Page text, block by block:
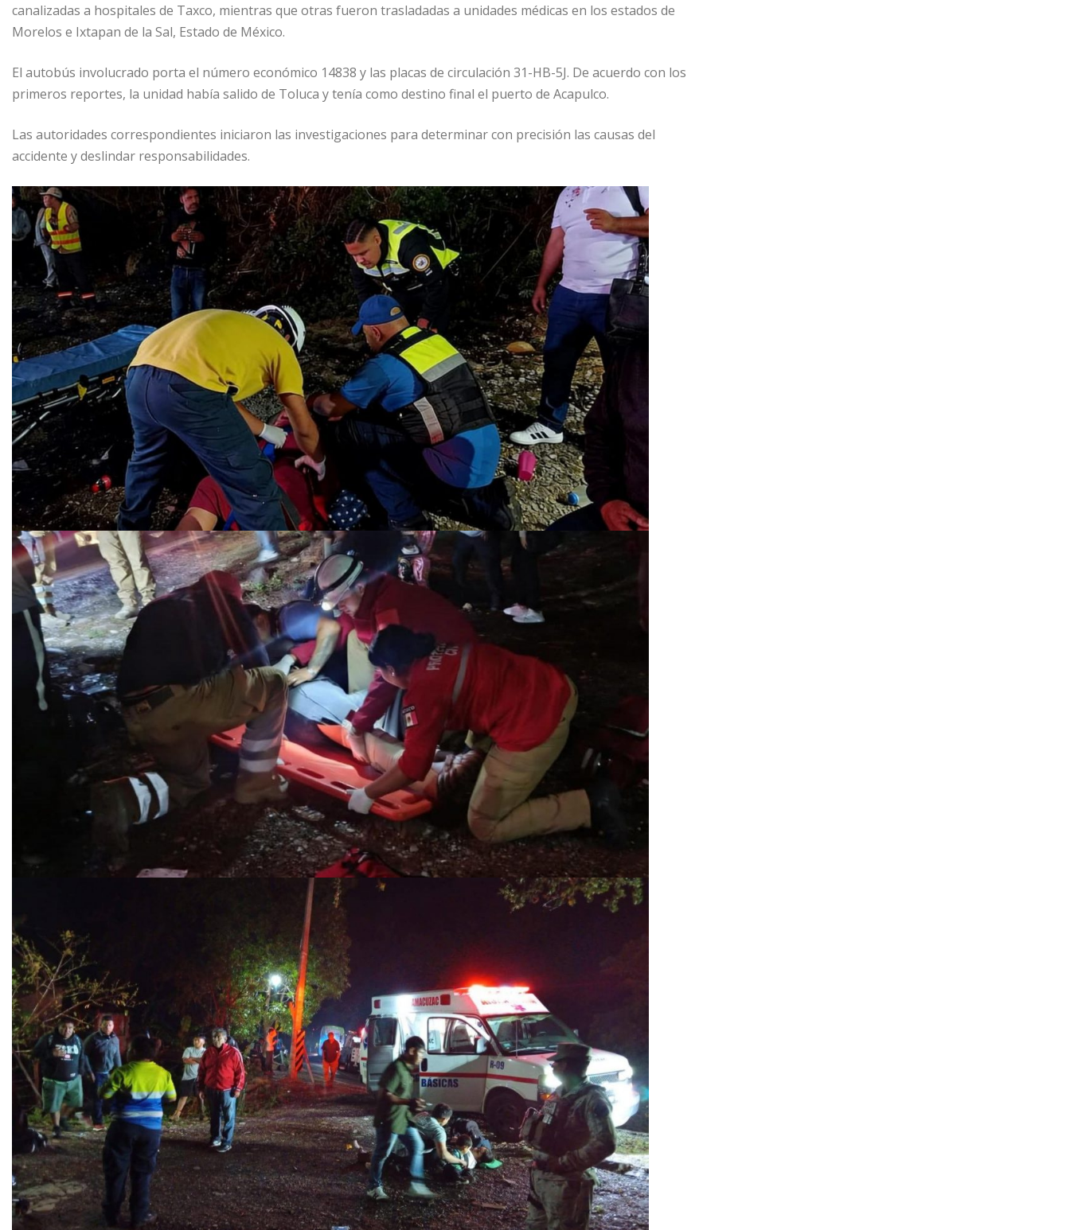
canalizadas a hospitales de Taxco, mientras que otras fueron trasladadas a unidades médicas en los estados de
Morelos e Ixtapan de la Sal, Estado de México.
El autobús involucrado porta el número económico 14838 y las placas de circulación 31-HB-5J. De acuerdo con los
primeros reportes, la unidad había salido de Toluca y tenía como destino final el puerto de Acapulco.
Las autoridades correspondientes iniciaron las investigaciones para determinar con precisión las causas del
accidente y deslindar responsabilidades.